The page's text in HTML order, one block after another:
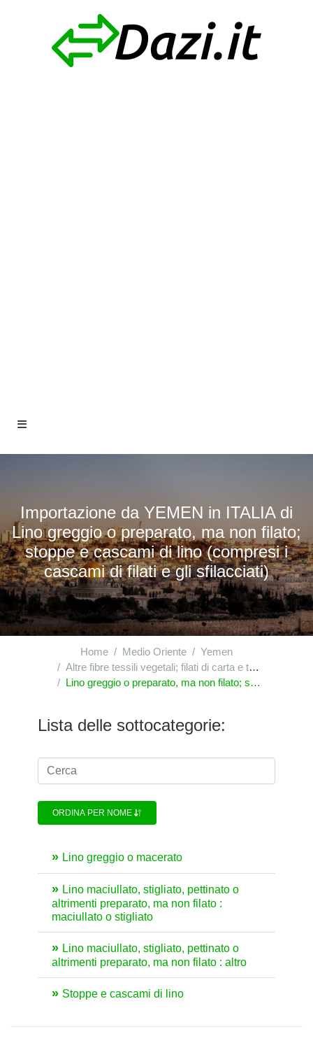
Importazione da YEMEN in ITALIA di
Lino greggio o preparato, ma non filato;
stoppe e cascami di lino (compresi i
cascami di filati e gli sfilacciati)
Home Medio Oriente
Yemen
Altre fibre tessili vegetali; filati di carta e tessuti di filati di carta
Lino greggio o preparato, ma non filato; stoppe e cascami di lino (compresi i cascami di filati e gli sfilacciati)
Lista delle sottocategorie:
ORDINA PER NOME
Lino greggio o macerato
Lino maciullato, stigliato, pettinato o
altrimenti preparato, ma non filato :
maciullato o stigliato
Lino maciullato, stigliato, pettinato o
altrimenti preparato, ma non filato : altro
Stoppe e cascami di lino